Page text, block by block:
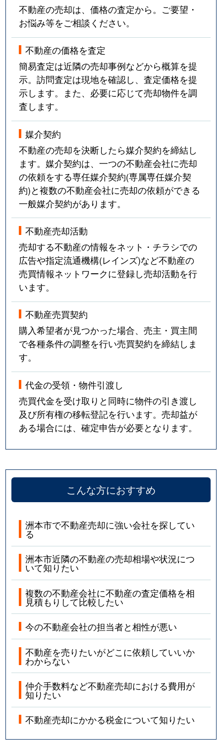
不動産の売却は、価格の査定から。ご要望・
お悩み等をご相談ください。
不動産の価格を査定
簡易査定は近隣の売却事例などから概算を提
示。訪問査定は現地を確認し、査定価格を提
示します。また、必要に応じて売却物件を調
査します。
媒介契約
不動産の売却を決断したら媒介契約を締結し
ます。媒介契約は、一つの不動産会社に売却
の依頼をする専任媒介契約(専属専任媒介契
約)と複数の不動産会社に売却の依頼ができる
一般媒介契約があります。
不動産売却活動
売却する不動産の情報をネット・チラシでの
広告や指定流通機構(レインズ)など不動産の
売買情報ネットワークに登録し売却活動を行
います。
不動産売買契約
購入希望者が見つかった場合、売主・買主間
で各種条件の調整を行い売買契約を締結しま
す。
代金の受領・物件引渡し
売買代金を受け取りと同時に物件の引き渡し
及び所有権の移転登記を行います。売却益が
ある場合には、確定申告が必要となります。
こんな方におすすめ
洲本市で不動産売却に強い会社を探してい
る
洲本市近隣の不動産の売却相場や状況につ
いて知りたい
複数の不動産会社に不動産の査定価格を相
見積もりして比較したい
今の不動産会社の担当者と相性が悪い
不動産を売りたいがどこに依頼していいか
わからない
仲介手数料など不動産売却における費用が
知りたい
不動産売却にかかる税金について知りたい